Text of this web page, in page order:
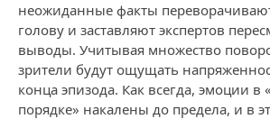
неожиданные факты
голову и заставляют экспертов
выводы. Учитывая множество
зрители будут ощущать
конца эпизода. Как всегда, эмоции в
порядке» накалены до предела, и в